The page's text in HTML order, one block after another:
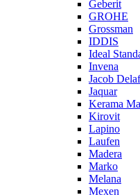
Geberit
GROHE
Grossman
IDDIS
Ideal
Invena
Jacob
Jaquar
Kerama
Kirovit
Lapino
Laufen
Madera
Marko
Melana
Mexen